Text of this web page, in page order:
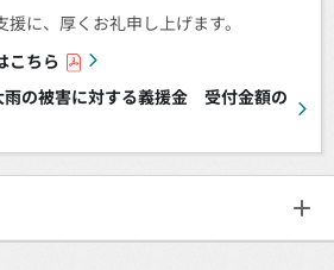
に、厚くお礼申し上げます。
こちら
雨の被害に対する義援金 受付金額の